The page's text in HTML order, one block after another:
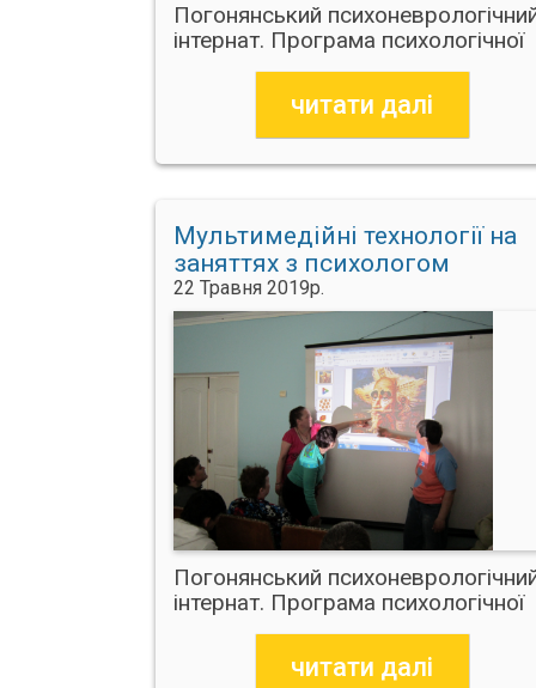
Погонянський
інтернат. Програма психологічної
допомоги
читати далі
Мультимедійні технології на
заняттях з психологом
22 Травня 2019р.
Погонянський
інтернат. Програма психологічної
допомоги
читати далі